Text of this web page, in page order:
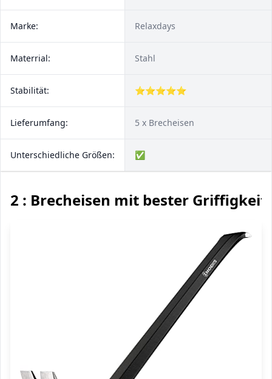
Marke: Relaxdays
Materrial: Stahl
Stabilität: ⭐⭐⭐⭐⭐
Lieferumfang: 5 x Brecheisen
Unterschiedliche Größen: ✅
2 : Brecheisen mit bester Griffigkeit